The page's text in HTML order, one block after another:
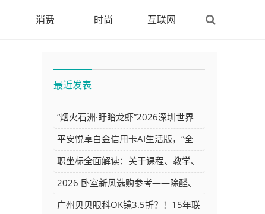
消费 时尚 互联网
最近发表
“烟火石洲·盱眙龙虾”2026深圳世界
之窗龙虾啤酒嘉年华7月23日正式启
幕
平安悦享白金信用卡AI生活版，“全
场景AI信用卡”终于来了！
职坐标全面解读：关于课程、教学、
就业与付费，你想知道的都在这里
2026 卧室新风选购参考——除醛、
抗敏、除菌三维度解析，空气堡、松
广州贝贝眼科OK镜3.5折？！15年联